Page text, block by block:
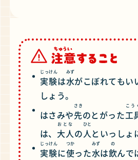
実験
じっけん
は水
みず
がこぼれてもい
しょう。
はさみや先
さき
のとがった工
こう
は、 大人
おとな
の人
ひと
といっしょ
実験
じっけん
に使
つか
った水
みず
は飲
の
んで